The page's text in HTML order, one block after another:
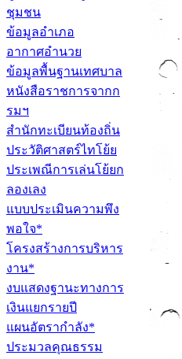
ชุมชน
ข้อมูลอำเภอ
อากาศอำนวย
ข้อมูลพื้นฐานเทศบาล
หนังสือราชการจากก
รมฯ
สำนักทะเบียนท้องถิ่น
ประวัติศาสตร์ไทโย้ย
ประเพณีการเล่นโย้ยก
ลองเลง
แบบประเมินความพึง
พอใจ*
โครงสร้างการบริหาร
งาน*
งบแสดงฐานะทางการ
เงินแยกรายปี
แผนอัตรากำลัง*
ประมวลคุณธรรม